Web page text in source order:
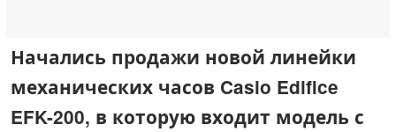
Начались продажи новой линейки
механических часов Casio Edifice
EFK-200, в которую входит модель с